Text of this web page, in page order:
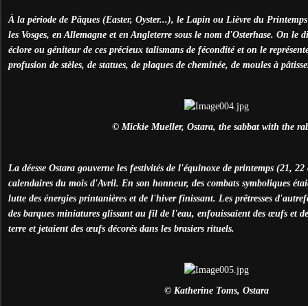
À la période de Pâques (Easter, Oyster...), le Lapin ou Lièvre du
les Vosges, en Allemagne et en Angleterre sous le nom d'Osterhase. On le
éclore ou géniteur de ces précieux talismans de fécondité et on le
profusion de stèles, de statues, de plaques de cheminée, de moules à
© Mickie Mueller, Ostara, the sabbat with the
La déesse Ostara gouverne les festivités de l'équinoxe de printemps (21,
calendaires du mois d'Avril. En son honneur, des combats symboliques
lutte des énergies printanières et de l'hiver finissant. Les prêtresses
des barques miniatures glissant au fil de l'eau, enfouissaient des œufs et
terre et jetaient des œufs décorés dans les brasiers rituels.
© Katherine Toms, Ostara